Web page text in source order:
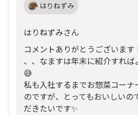
はりねずみ
はりねずみさん
コメントありがとうございます
、、なますは年末に紹介すれば
😅
私も入社するまでお惣菜コーナ
のですが、とってもおいしいの
だきたいです✨